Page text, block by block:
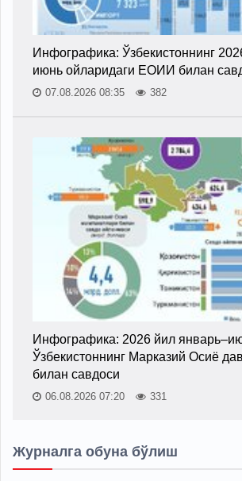
Инфографика: Ўзбекистоннинг
июнь ойларидаги ЕОИИ билан
07.08.2026 08:35 382
Инфографика: 2026 йил
Ўзбекистоннинг Марказий Осиё
билан савдоси
06.08.2026 07:20 331
Журналга обуна бўлиш